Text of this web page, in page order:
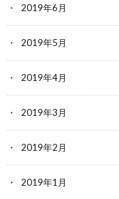
2019年6月
2019年5月
2019年4月
2019年3月
2019年2月
2019年1月